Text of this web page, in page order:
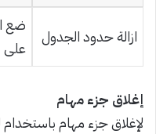
ازالة حدود الجدول
ضع
على Alt+Ctrl+u
إغلاق جزء مهام
لإغلاق جزء مهام باستخدام